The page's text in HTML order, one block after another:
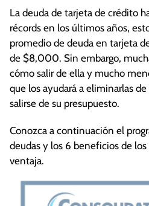
La deuda de tarjeta de crédito
récords en los últimos años,
promedio de deuda en tarjeta
de $8,000. Sin embargo,
cómo salir de ella y mucho
que los ayudará a eliminarlas
salirse de su presupuesto.
Conozca a continuación el
deudas y los 6 beneficios de
ventaja.